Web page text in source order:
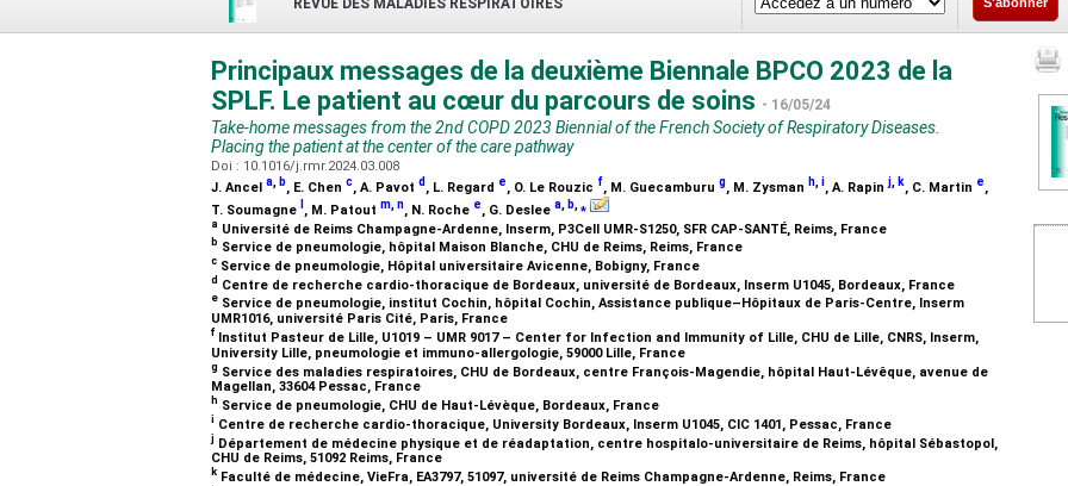
REVUE DES MALADIES RESPIRATOIRES
Principaux messages de la deuxième Biennale BPCO 2023 de la
SPLF. Le patient au cœur du parcours de soins - 16/05/24
Take-home messages from the 2nd COPD 2023 Biennial of the French Society of Respiratory Diseases.
Placing the patient at the center of the care pathway
Doi : 10.1016/j.rmr.2024.03.008
J. Ancel a b, E. Chen c, A. Pavot d , L. Regard e, O. Le Rouzic f, M. Guecamburu g, M. Zysman h i, A. Rapinj k, C. Martin e,
T. Soumagne , M. Patout m n, N. Roche e, G. Deslee a b ⁎
a Université de Reims Champagne-Ardenne, Inserm, P3Cell UMR-S1250, SFR CAP-SANTÉ, Reims, France
b Service de pneumologie, hôpital Maison Blanche, CHU de Reims, Reims, France
c Service de pneumologie, Hôpital universitaire Avicenne, Bobigny, France
d Centre de recherche cardio-thoracique de Bordeaux, université de Bordeaux, Inserm U1045, Bordeaux, France
e Service de pneumologie, institut Cochin, hôpital Cochin, Assistance publique–Hôpitaux de Paris-Centre, Inserm
UMR1016, université Paris Cité, Paris, France
f Institut Pasteur de Lille, U1019 – UMR 9017 – Center for Infection and Immunity of Lille, CHU de Lille, CNRS, Inserm,
University Lille, pneumologie et immuno-allergologie, 59000 Lille, France
g Service des maladies respiratoires, CHU de Bordeaux, centre François-Magendie, hôpital Haut-Lévêque, avenue de
Magellan, 33604 Pessac, France
h Service de pneumologie, CHU de Haut-Lévèque, Bordeaux, France
i Centre de recherche cardio-thoracique, University Bordeaux, Inserm U1045, CIC 1401, Pessac, France
j Département de médecine physique et de réadaptation, centre hospitalo-universitaire de Reims, hôpital Sébastopol,
CHU de Reims, 51092 Reims, France
k Faculté de médecine, VieFra, EA3797, 51097, université de Reims Champagne-Ardenne, Reims, France